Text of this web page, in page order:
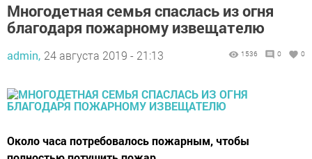
Многодетная семья спаслась из огня
благодаря пожарному извещателю
admin, 24 августа 2019 - 21:13 1536 0 0
Около часа потребовалось пожарным, чтобы